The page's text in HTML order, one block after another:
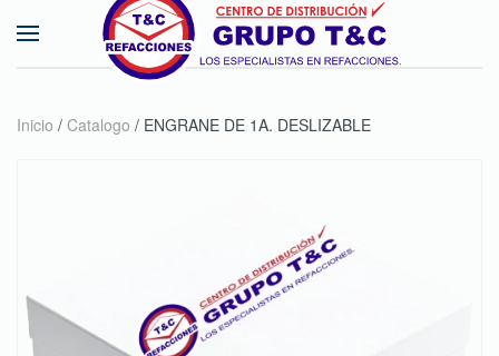
Skip to main content
Inicio / Catalogo / ENGRANE DE 1A. DESLIZABLE